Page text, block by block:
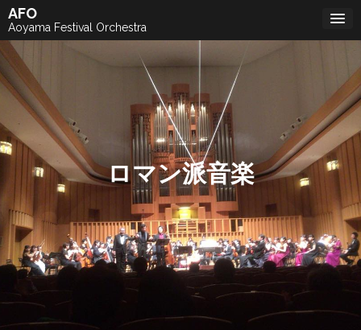
Skip
content
AFO
Aoyama Festival Orchestra
ロマン派音楽